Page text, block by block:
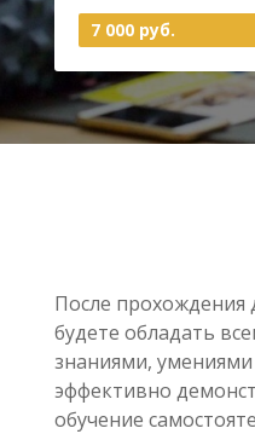
7 000 руб.
После прохождения
будете обладать
знаниями,
эффективно
обучение